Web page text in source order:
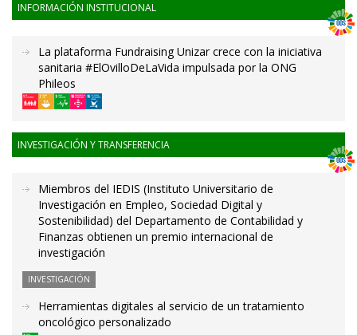
INFORMACIÓN INSTITUCIONAL
La plataforma Fundraising Unizar crece con la iniciativa
sanitaria #ElOvilloDeLaVida impulsada por la ONG
Phileos
INVESTIGACIÓN Y TRANSFERENCIA
Miembros del IEDIS (Instituto Universitario de
Investigación en Empleo, Sociedad Digital y
Sostenibilidad) del Departamento de Contabilidad y
Finanzas obtienen un premio internacional de
investigación
INVESTIGACIÓN
Herramientas digitales al servicio de un tratamiento
oncológico personalizado